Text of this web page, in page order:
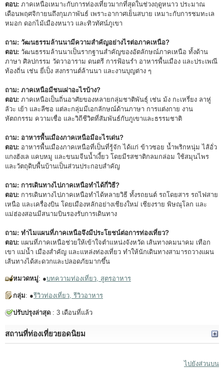
ตอบ: ภาคเหนือเหมาะกับการท่องเที่ยวมากที่สุดในช่วงฤดูหนาว ประมาณ
เดือนพฤศจิกายนถึงกุมภาพันธ์ เพราะอากาศเย็นสบาย เหมาะกับการชมทะเล
หมอก ดอกไม้เมืองหนาว และทิวทัศน์ภูเขา
ถาม: วัฒนธรรมล้านนามีความสำคัญอย่างไรต่อภาคเหนือ?
ตอบ: วัฒนธรรมล้านนาเป็นรากฐานสำคัญของอัตลักษณ์ภาคเหนือ ทั้งด้าน
ภาษา ศิลปกรรม วัดวาอาราม ดนตรี การฟ้อนรำ อาหารพื้นเมือง และประเพณี
ท้องถิ่น เช่น ยี่เป็ง สงกรานต์ล้านนา และงานบุญต่าง ๆ
ถาม: ภาคเหนือมีชนเผ่าอะไรบ้าง?
ตอบ: ภาคเหนือเป็นถิ่นอาศัยของหลายกลุ่มชาติพันธุ์ เช่น ม้ง กะเหรี่ยง ลาหู่
ลัวะ เย้า และลีซอ แต่ละกลุ่มมีเอกลักษณ์ด้านภาษา การแต่งกาย งาน
หัตถกรรม ความเชื่อ และวิถีชีวิตที่สัมพันธ์กับภูเขาและธรรมชาติ
ถาม: อาหารพื้นเมืองภาคเหนือมีอะไรเด่น?
ตอบ: อาหารพื้นเมืองภาคเหนือที่เป็นที่รู้จัก ได้แก่ ข้าวซอย น้ำพริกหนุ่ม ไส้อั่ว
แกงฮังเล แคบหมู และขนมจีนน้ำเงี้ยว โดยมีรสชาติกลมกล่อม ใช้สมุนไพร
และวัตถุดิบพื้นบ้านเป็นส่วนประกอบสำคัญ
ถาม: การเดินทางไปภาคเหนือทำได้กี่วิธี?
ตอบ: การเดินทางไปภาคเหนือทำได้หลายวิธี ทั้งรถยนต์ รถโดยสาร รถไฟสาย
เหนือ และเครื่องบิน โดยเมืองหลักอย่างเชียงใหม่ เชียงราย พิษณุโลก และ
แม่ฮ่องสอนมีสนามบินรองรับการเดินทาง
ถาม: ทำไมแผนที่ภาคเหนือจึงมีประโยชน์ต่อการท่องเที่ยว?
ตอบ: แผนที่ภาคเหนือช่วยให้เข้าใจตำแหน่งจังหวัด เส้นทางคมนาคม เทือก
เขา แม่น้ำ เมืองสำคัญ และแหล่งท่องเที่ยว ทำให้นักเดินทางสามารถวางแผน
เส้นทางได้สะดวกและปลอดภัยมากขึ้น
หมวดหมู่: ●บทความท่องเที่ยว, สูตรอาหาร
กลุ่ม: ●รีวิวท่องเที่ยว, รีวิวอาหาร
ปรับปรุงล่าสุด : 3 เดือนที่แล้ว
สถานที่ท่องเที่ยวยอดนิยม
ไปยังส่วนบน